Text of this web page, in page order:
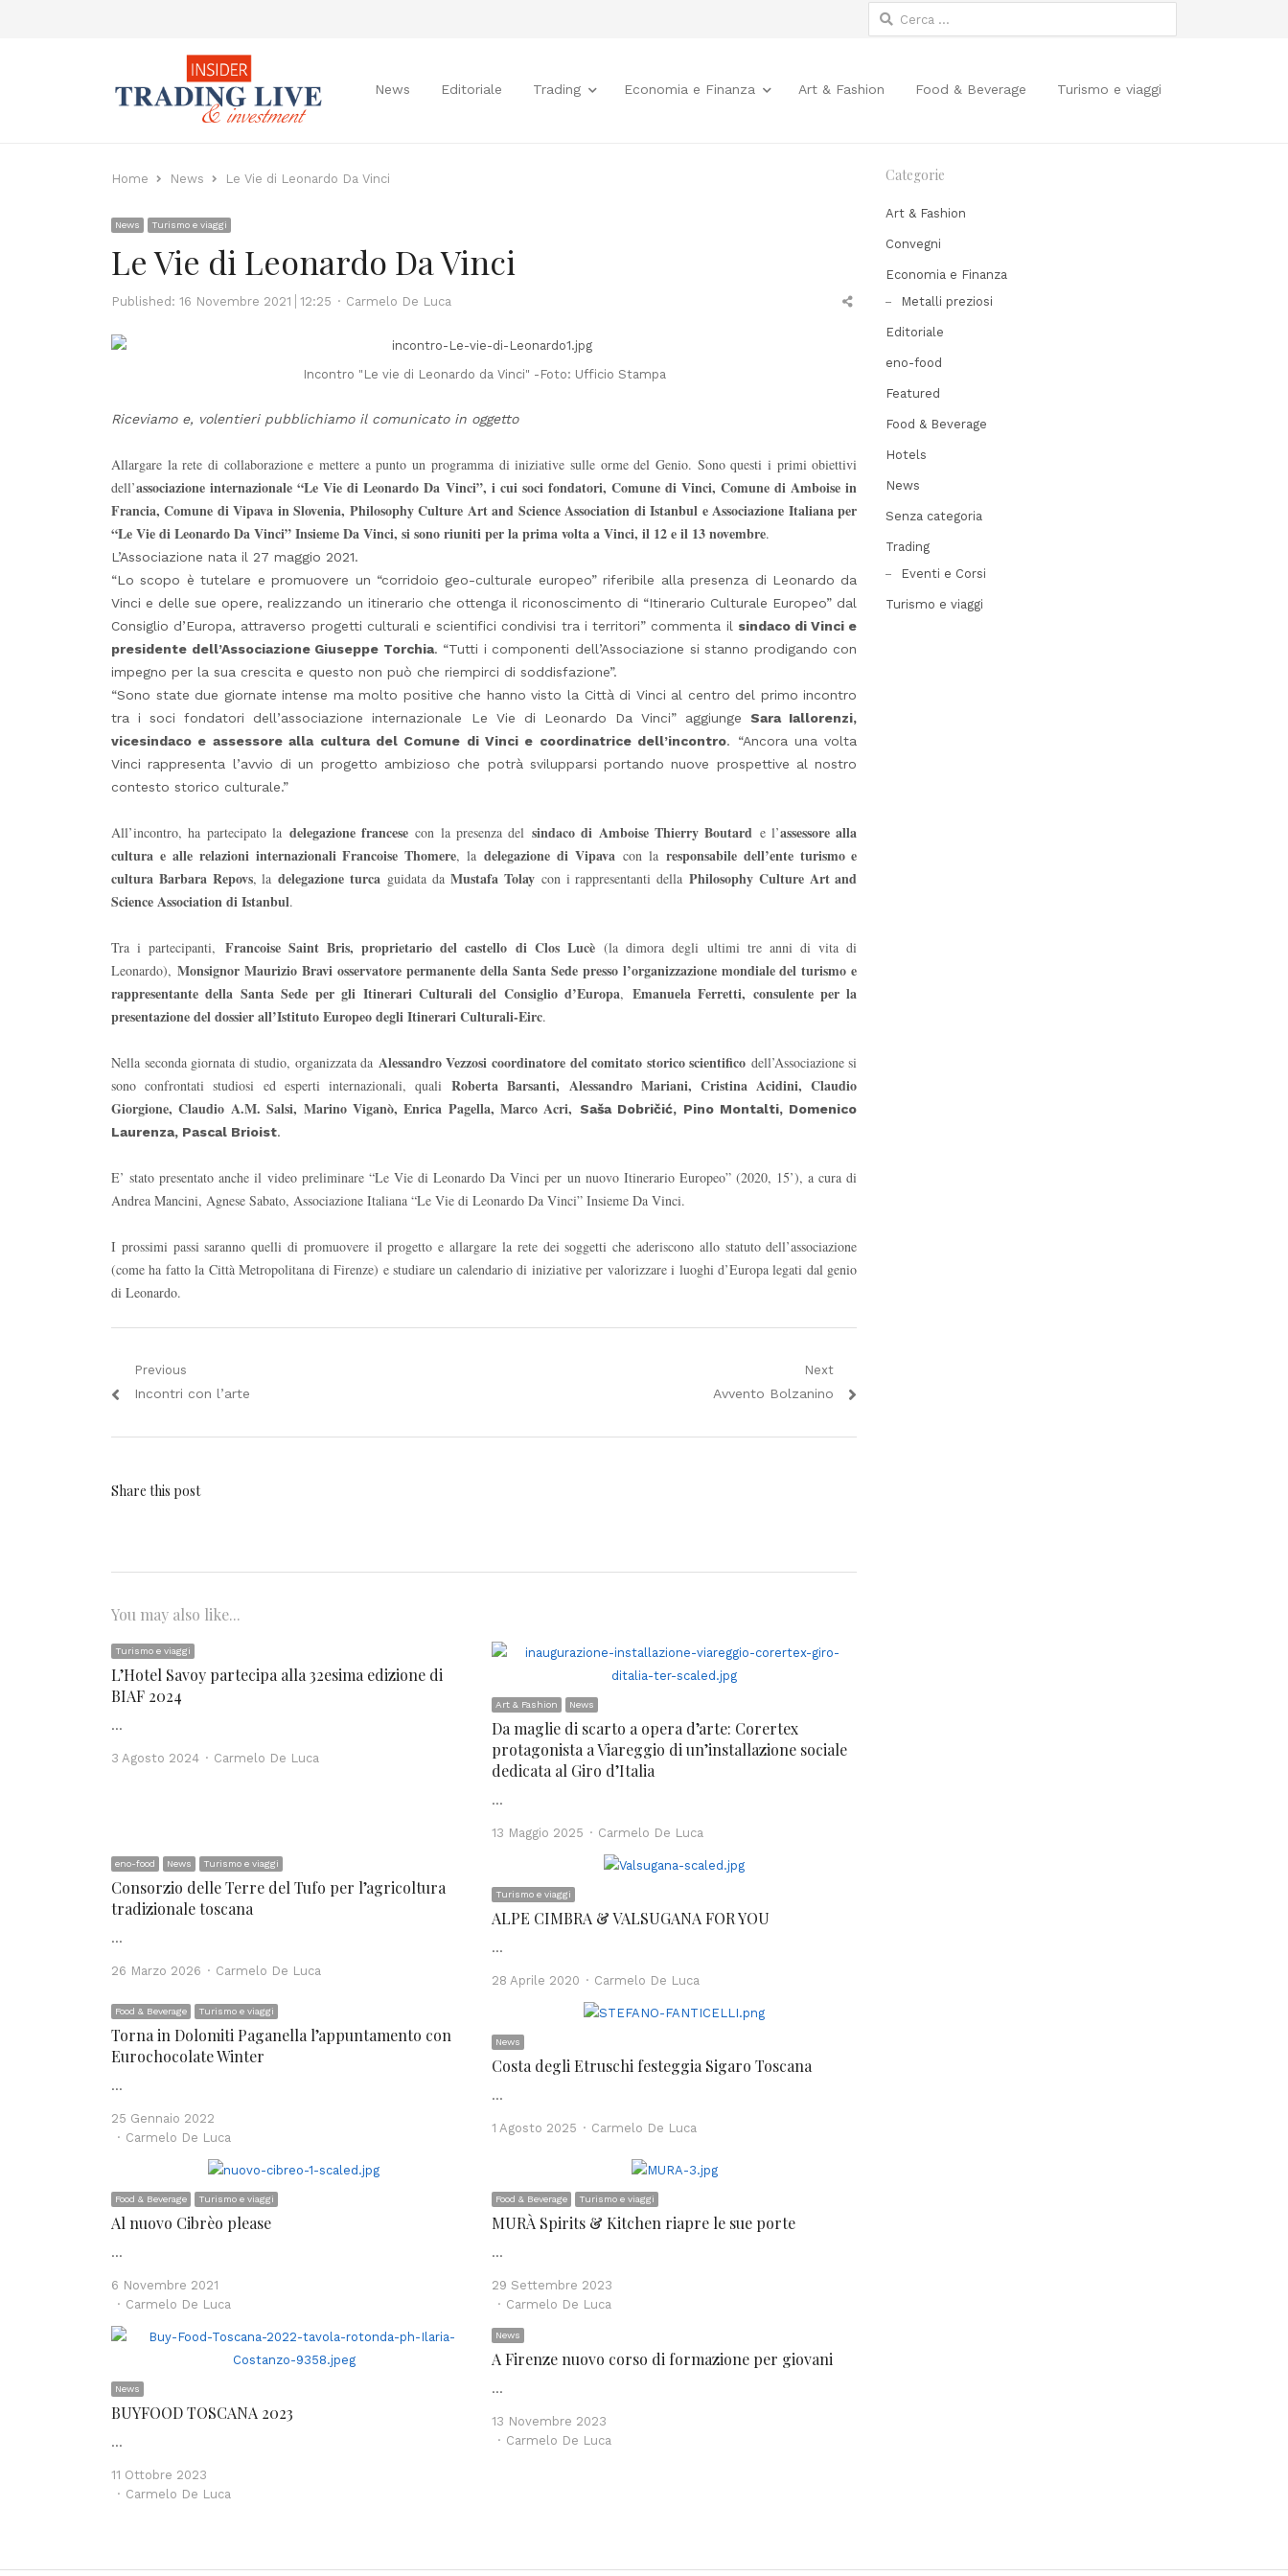
Ricerca
per:
News Editoriale Trading Economia e Finanza Art & Fashion Food & Beverage Turismo e viaggi
Home News Le Vie di Leonardo Da Vinci
News Turismo e viaggi
Le Vie di Leonardo Da Vinci
Published: 16 Novembre 2021 12:25 Author
Carmelo De Luca
Share
Incontro "Le vie di Leonardo da Vinci" -Foto: Ufficio Stampa
Riceviamo e, volentieri pubblichiamo il comunicato in oggetto
Allargare la rete di collaborazione e mettere a punto un programma di iniziative sulle orme del Genio. Sono questi i primi obiettivi
dell’associazione internazionale “Le Vie di Leonardo Da Vinci”, i cui soci fondatori, Comune di Vinci, Comune di Amboise in
Francia, Comune di Vipava in Slovenia, Philosophy Culture Art and Science Association di Istanbul e Associazione Italiana per
“Le Vie di Leonardo Da Vinci” Insieme Da Vinci, si sono riuniti per la prima volta a Vinci, il 12 e il 13 novembre.
L’Associazione nata il 27 maggio 2021.
“Lo scopo è tutelare e promuovere un “corridoio geo-culturale europeo” riferibile alla presenza di Leonardo da
Vinci e delle sue opere, realizzando un itinerario che ottenga il riconoscimento di “Itinerario Culturale Europeo” dal
Consiglio d’Europa, attraverso progetti culturali e scientifici condivisi tra i territori” commenta il sindaco di Vinci e
presidente dell’Associazione Giuseppe Torchia. “Tutti i componenti dell’Associazione si stanno prodigando con
impegno per la sua crescita e questo non può che riempirci di soddisfazione”.
“Sono state due giornate intense ma molto positive che hanno visto la Città di Vinci al centro del primo incontro
tra i soci fondatori dell’associazione internazionale Le Vie di Leonardo Da Vinci” aggiungeSara Iallorenzi,
vicesindaco e assessore alla cultura del Comune di Vinci e coordinatrice dell’incontro. “Ancora una volta
Vinci rappresenta l’avvio di un progetto ambizioso che potrà svilupparsi portando nuove prospettive al nostro
contesto storico culturale.”
All’incontro, ha partecipato la delegazione francesecon la presenza del sindaco di Amboise Thierry Boutard e l’assessore alla
cultura e alle relazioni internazionali Francoise Thomere, ladelegazione di Vipava con la responsabile dell’ente turismo e
cultura Barbara Repovs, ladelegazione turcaguidata daMustafa Tolay con i rappresentanti dellaPhilosophy Culture Art and
Science Association di Istanbul.
Tra i partecipanti, Francoise Saint Bris, proprietario del castello di Clos Lucè(la dimora degli ultimi tre anni di vita di
Leonardo), Monsignor Maurizio Bravi osservatore permanente della Santa Sede presso l’organizzazione mondiale del turismo e
rappresentante della Santa Sede per gli Itinerari Culturali del Consiglio d’Europa, Emanuela Ferretti, consulente per la
presentazione del dossier all’Istituto Europeo degli Itinerari Culturali-Eirc.
Nella seconda giornata di studio, organizzata da Alessandro Vezzosi coordinatore del comitato storico scientifico dell’Associazione si
sono confrontati studiosi ed esperti internazionali, qualiRoberta Barsanti, Alessandro Mariani, Cristina Acidini, Claudio
Giorgione, Claudio A.M. Salsi, Marino Viganò, Enrica Pagella, Marco Acri, Saša Dobričić, Pino Montalti, Domenico
Laurenza, Pascal Brioist.
E’ stato presentato anche il video preliminare “Le Vie di Leonardo Da Vinci per un nuovo Itinerario Europeo” (2020, 15’), a cura di
Andrea Mancini, Agnese Sabato, Associazione Italiana “Le Vie di Leonardo Da Vinci” Insieme Da Vinci.
I prossimi passi saranno quelli di promuovere il progetto e allargare la rete dei soggetti che aderiscono allo statuto dell’associazione
(come ha fatto la Città Metropolitana di Firenze) e studiare un calendario di iniziative per valorizzare i luoghi d’Europa legati dal genio
di Leonardo.
Navigazione
articoli
Previous
Previous
Incontri con l’arte
Next
Next
Avvento Bolzanino
Share this post
You may also like...
Turismo e viaggi
L’Hotel Savoy partecipa alla 32esima edizione di
BIAF 2024
…
3 Agosto 2024 Author
Carmelo De Luca
Art & Fashion News
Da maglie di scarto a opera d’arte: Corertex
protagonista a Viareggio di un’installazione sociale
dedicata al Giro d’Italia
…
13 Maggio 2025 Author
Carmelo De Luca
eno-food News Turismo e viaggi
Consorzio delle Terre del Tufo per l’agricoltura
tradizionale toscana
…
26 Marzo 2026 Author
Carmelo De Luca
Turismo e viaggi
ALPE CIMBRA & VALSUGANA FOR YOU
…
28 Aprile 2020 Author
Carmelo De Luca
Food & Beverage Turismo e viaggi
Torna in Dolomiti Paganella l’appuntamento con
Eurochocolate Winter
…
25 Gennaio 2022
Author
Carmelo De Luca
News
Costa degli Etruschi festeggia Sigaro Toscana
…
1 Agosto 2025 Author
Carmelo De Luca
Food & Beverage Turismo e viaggi
Al nuovo Cibrèo please
…
6 Novembre 2021
Author
Carmelo De Luca
Food & Beverage Turismo e viaggi
MURÀ Spirits & Kitchen riapre le sue porte
…
29 Settembre 2023
Author
Carmelo De Luca
News
BUYFOOD TOSCANA 2023
…
11 Ottobre 2023
Author
Carmelo De Luca
News
A Firenze nuovo corso di formazione per giovani
…
13 Novembre 2023
Author
Carmelo De Luca
Categorie
Art & Fashion
Convegni
Economia e Finanza
Metalli preziosi
Editoriale
eno-food
Featured
Food & Beverage
Hotels
News
Senza categoria
Trading
Eventi e Corsi
Turismo e viaggi